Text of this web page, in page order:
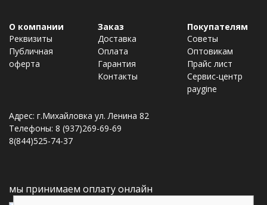
О компании
Реквизиты
Публичная
оферта
Заказ
Доставка
Оплата
Гарантия
Контакты
Покупателям
Советы
Оптовикам
Прайс лист
Сервис-центр
paygine
Адрес: г.Михайловка ул. Ленина 82
Телефоны: 8 (937)269-69-69
8(844)525-74-37
мы принимаем оплату онлайн